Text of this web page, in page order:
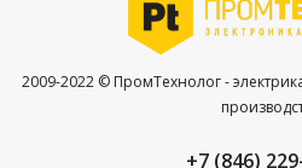
2009-2022 © ПромТехнолог -
+7 (846)